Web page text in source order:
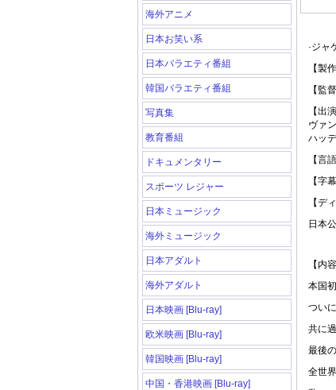
海外アニメ
日本お笑い系
日本バラエティ番組
韓国バラエティ番組
写真集
教育番組
ドキュメンタリー
スポーツ レジャー
日本ミュージック
海外ミュージック
日本アダルト
海外アダルト
日本映画 [Blu-ray]
欧米映画 [Blu-ray]
韓国映画 [Blu-ray]
中国・香港映画 [Blu-ray]
·ジャ
【製
【監
【出
ヴァ
ハッ
【言
【字
【デ
日本
【内
本国
つい
共に
最後
全世